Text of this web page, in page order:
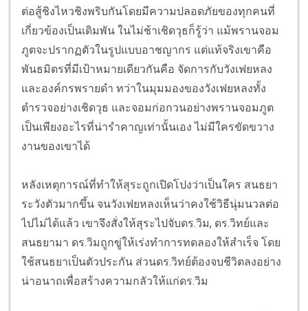
ต่อสู้ชิงไหวชิงพริบกันโดยมีความปลอดภัยของทุกคนที่
เกี่ยวข้องเป็นเดิมพัน ในไม่ช้าเชิดวุธก็รู้ว่า แม้พรานจอม
ภูตจะปรากฏตัวในรูปแบบอาชญากร แต่แท้จริงเขาคือ
พันธมิตรที่มีเป้าหมายเดียวกันคือ จัดการกับวังเฟยหลง
และองค์กรพรายดำ ทว่าในมุมมองของวังเฟยหลงทั้ง
ตำรวจอย่างเชิดวุธ และจอมก่อกวนอย่างพรานจอมภูต
เป็นเพียงอะไรที่น่ารำคาญเท่านั้นเอง ไม่มีใครขัดขวาง
งานของเขาได้
หลังเหตุการณ์ที่ทำให้สุระถูกเปิดโปงว่าเป็นใคร สนธยา
ระวังตัวมากขึ้น จนวังเฟยหลงเห็นว่าคงใช้วิธีนุ่มนวลต่อ
ไปไม่ได้แล้ว เขาจึงสั่งให้สุระไปจับดร.วิม, ดร.วิทย์และ
สนธยามา ดร.วิมถูกขู่ให้เร่งทำการทดลองให้สำเร็จ โดย
ใช้สนธยาเป็นตัวประกัน ส่วนดร.วิทย์ต้องจบชีวิตลงอย่าง
น่าอนาถเพื่อสร้างความกลัวให้แก่ดร.วิม